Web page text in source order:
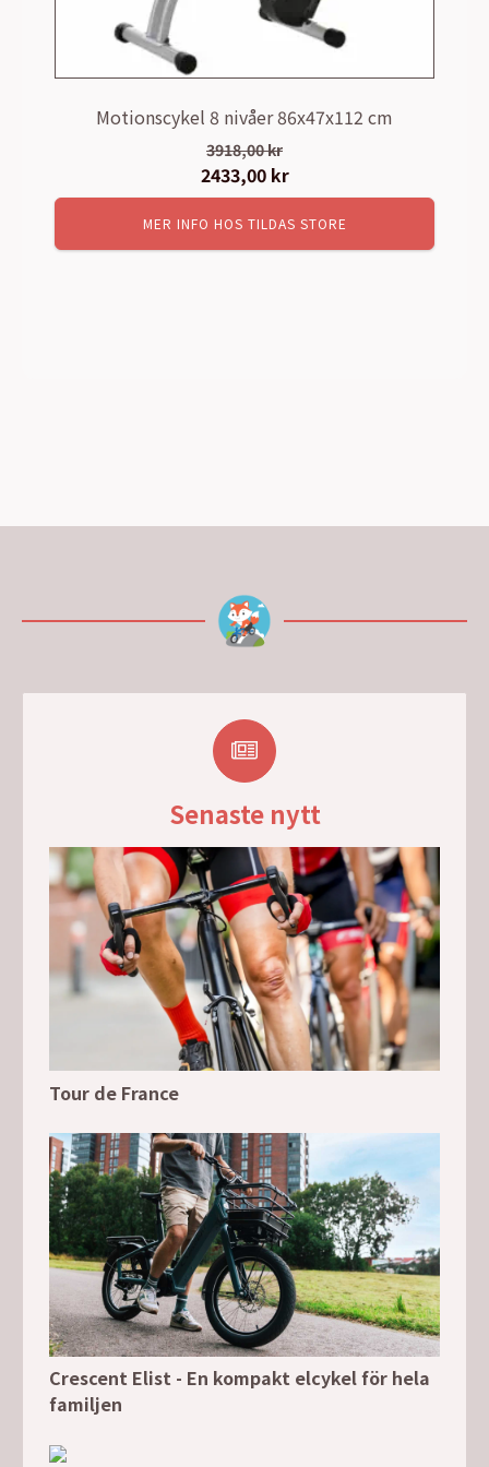
Motionscykel 8 nivåer 86x47x112 cm
3918,00kr
Det
ursprungliga
priset
var:
2433,00 krDet
nuvarande
priset
är:
MER INFO HOS TILDAS STORE
Senaste nytt
Tour de France
Crescent Elist - En kompakt elcykel för hela
familjen